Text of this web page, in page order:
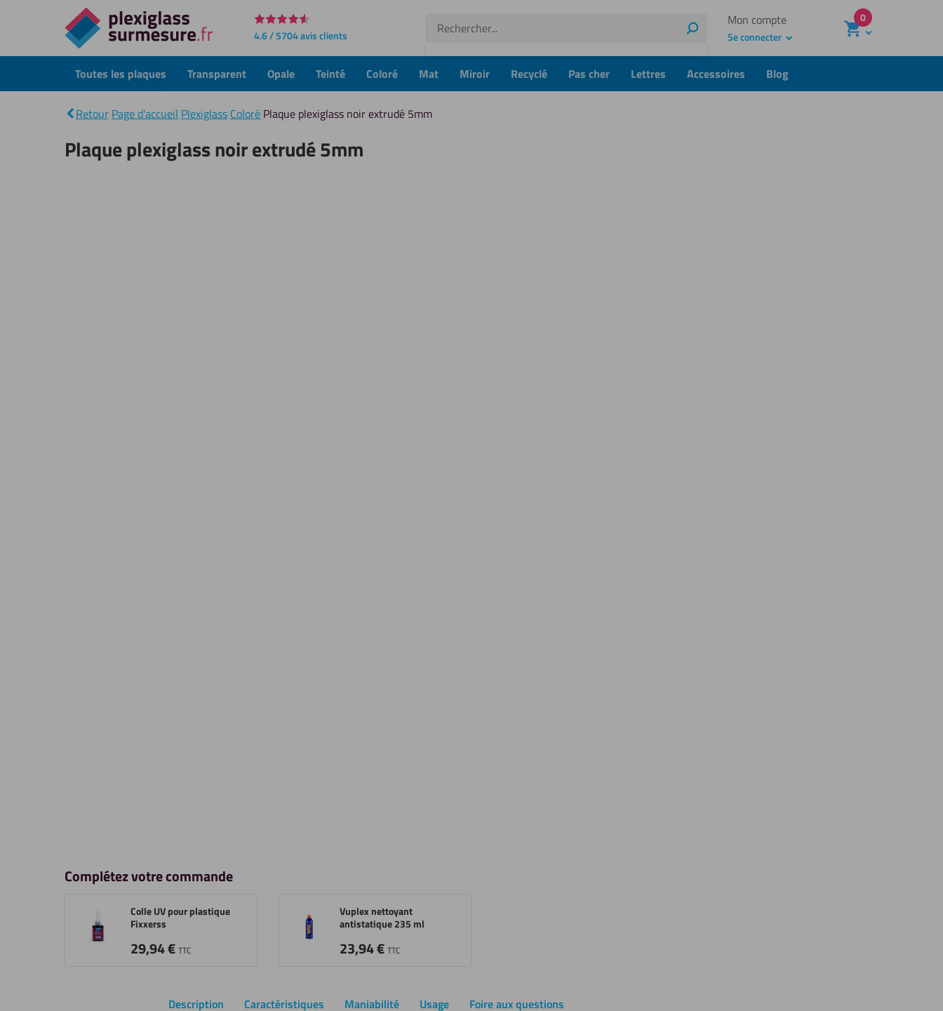
Directement
au
contenu
4.6 / 5704 avis clients
Recherche
Rechercher
Mon compte
Se connecter
0
Toutes les plaques Transparent Opale Teinté Coloré Mat Miroir Recyclé Pas cher Lettres Accessoires Blog
Retour Page d'accueil Plexiglass Coloré Plaque plexiglass noir extrudé 5mm
Plaque plexiglass noir extrudé 5mm
Complétez votre commande
Colle UV pour plastique
Fixxerss
29,94€ TTC
Vuplex nettoyant
antistatique 235 ml
23,94€ TTC
Description Caractéristiques Maniabilité Usage
Foire aux questions